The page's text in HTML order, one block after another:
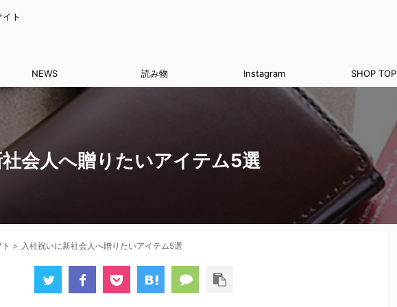
ト
NEWS 読み物 Instagram SHOP TOP
会人へ贈りたいアイテム5選
> 入社祝いに新社会人へ贈りたいアイテム5選